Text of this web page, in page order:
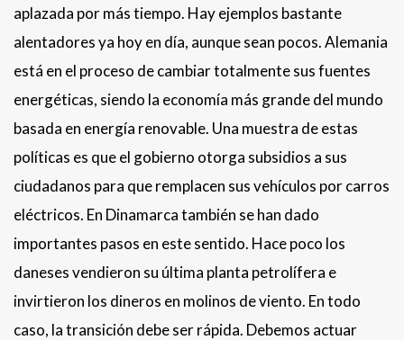
aplazada por más tiempo. Hay ejemplos bastante
alentadores ya hoy en día, aunque sean pocos. Alemania
está en el proceso de cambiar totalmente sus fuentes
energéticas, siendo la economía más grande del mundo
basada en energía renovable. Una muestra de estas
políticas es que el gobierno otorga subsidios a sus
ciudadanos para que remplacen sus vehículos por carros
eléctricos. En Dinamarca también se han dado
importantes pasos en este sentido. Hace poco los
daneses vendieron su última planta petrolífera e
invirtieron los dineros en molinos de viento. En todo
caso, la transición debe ser rápida. Debemos actuar